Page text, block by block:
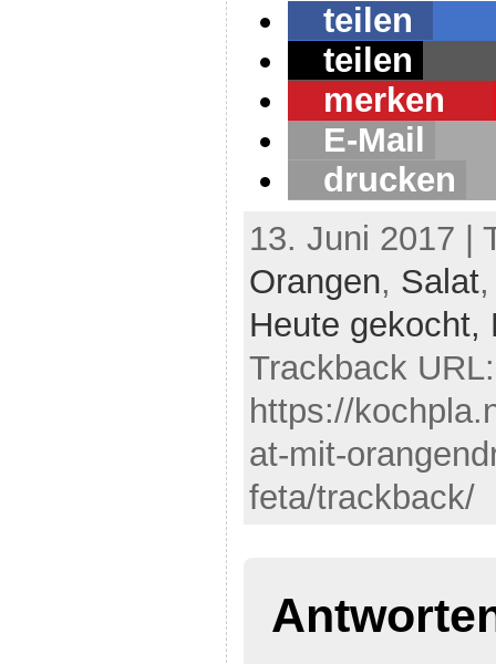
teilen
teilen
merken
E-Mail
drucken
13. Juni 2017 |
Orangen, Salat
Heute gekocht,
Trackback URL:
https://
at-mit-
feta/trackback/